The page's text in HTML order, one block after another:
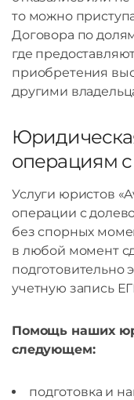
то можно
Договора по
где
приобретения
другими
операциям
Услуги юристов
операции с
без спорных
в любой момент
подготовительно
учетную запись
Помощь наших
следующем:
подготовка и